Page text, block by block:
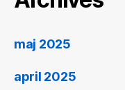
maj 2025
april 2025